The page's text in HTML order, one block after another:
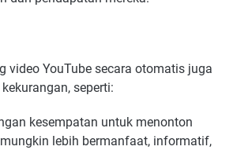
video YouTube secara otomatis juga
seperti:
kesempatan untuk menonton
lebih bermanfaat, informatif,